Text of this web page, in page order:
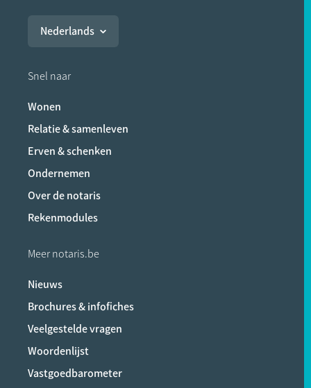
Nederlands
Snel naar
Wonen
Relatie & samenleven
Erven & schenken
Ondernemen
Over de notaris
Rekenmodules
Meer notaris.be
Nieuws
Brochures & infofiches
Veelgestelde vragen
Woordenlijst
Vastgoedbarometer